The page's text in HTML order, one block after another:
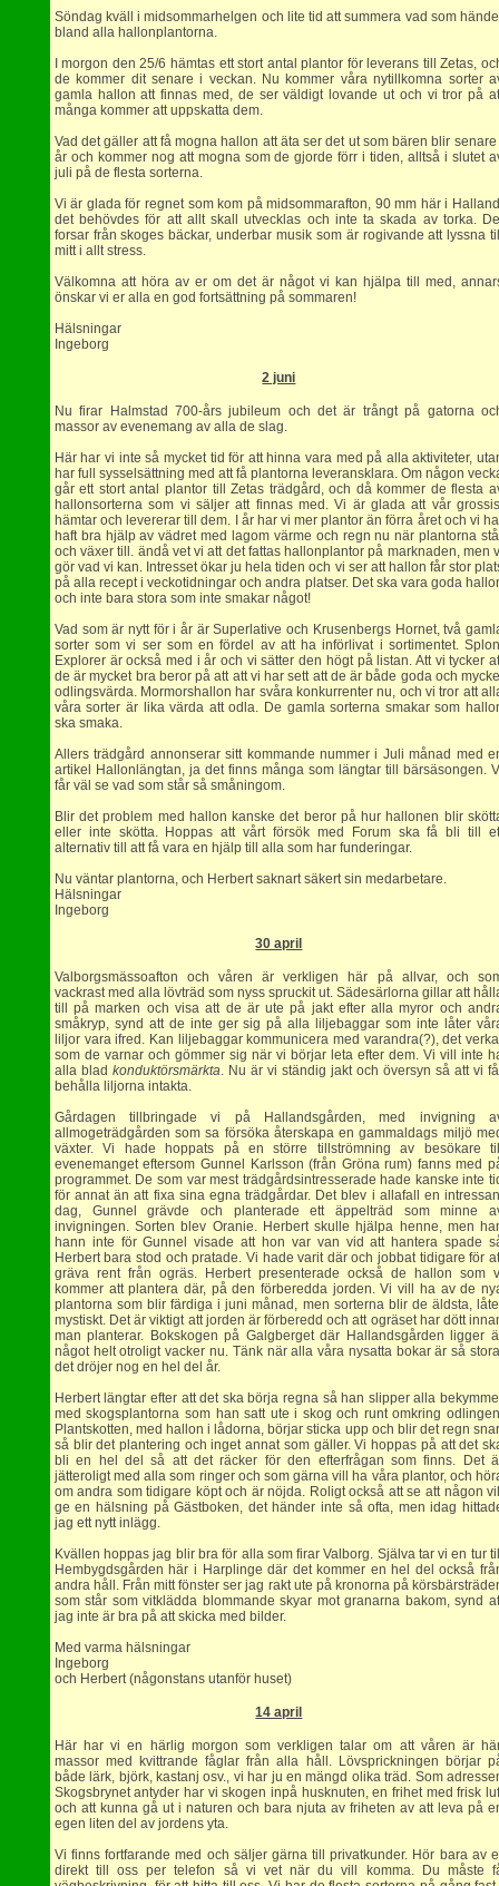
Söndag kväll i midsommarhelgen och lite tid att summera vad som
bland alla hallonplantorna.
I morgon den 25/6 hämtas ett stort antal plantor för leverans till Zetas,
de kommer dit senare i veckan. Nu kommer våra nytillkomna sorter
gamla hallon att finnas med, de ser väldigt lovande ut och vi tror på
många kommer att uppskatta dem.
Vad det gäller att få mogna hallon att äta ser det ut som bären blir senare
år och kommer nog att mogna som de gjorde förr i tiden, alltså i slutet
juli på de flesta sorterna.
Vi är glada för regnet som kom på midsommarafton, 90 mm här i
det behövdes för att allt skall utvecklas och inte ta skada av torka.
forsar från skoges bäckar, underbar musik som är rogivande att lyssna
mitt i allt stress.
Välkomna att höra av er om det är något vi kan hjälpa till med,
önskar vi er alla en god fortsättning på sommaren!
Hälsningar
Ingeborg
2 juni
Nu firar Halmstad 700-års jubileum och det är trångt på gatorna
massor av evenemang av alla de slag.
Här har vi inte så mycket tid för att hinna vara med på alla aktiviteter,
har full sysselsättning med att få plantorna leveransklara. Om någon
går ett stort antal plantor till Zetas trädgård, och då kommer de flesta
hallonsorterna som vi säljer att finnas med. Vi är glada att vår
hämtar och levererar till dem. I år har vi mer plantor än förra året och vi
haft bra hjälp av vädret med lagom värme och regn nu när plantorna
och växer till. ändå vet vi att det fattas hallonplantor på marknaden, men
gör vad vi kan. Intresset ökar ju hela tiden och vi ser att hallon får stor
på alla recept i veckotidningar och andra platser. Det ska vara goda
och inte bara stora som inte smakar något!
Vad som är nytt för i år är Superlative och Krusenbergs Hornet, två
sorter som vi ser som en fördel av att ha införlivat i sortimentet.
Explorer är också med i år och vi sätter den högt på listan. Att vi tycker
de är mycket bra beror på att att vi har sett att de är både goda och
odlingsvärda. Mormorshallon har svåra konkurrenter nu, och vi tror att
våra sorter är lika värda att odla. De gamla sorterna smakar som
ska smaka.
Allers trädgård annonserar sitt kommande nummer i Juli månad med
artikel Hallonlängtan, ja det finns många som längtar till bärsäsongen.
får väl se vad som står så småningom.
Blir det problem med hallon kanske det beror på hur hallonen blir
eller inte skötta. Hoppas att vårt försök med Forum ska få bli till
alternativ till att få vara en hjälp till alla som har funderingar.
Nu väntar plantorna, och Herbert saknart säkert sin medarbetare.
Hälsningar
Ingeborg
30 april
Valborgsmässoafton och våren är verkligen här på allvar, och
vackrast med alla lövträd som nyss spruckit ut. Sädesärlorna gillar att
till på marken och visa att de är ute på jakt efter alla myror och
småkryp, synd att de inte ger sig på alla liljebaggar som inte låter
liljor vara ifred. Kan liljebaggar kommunicera med varandra(?), det
som de varnar och gömmer sig när vi börjar leta efter dem. Vi vill inte
alla blad konduktörsmärkta. Nu är vi ständig jakt och översyn så att vi
behålla liljorna intakta.
Gårdagen tillbringade vi på Hallandsgården, med invigning
allmogeträdgården som sa försöka återskapa en gammaldags miljö
växter. Vi hade hoppats på en större tillströmning av besökare
evenemanget eftersom Gunnel Karlsson (från Gröna rum) fanns med
programmet. De som var mest trädgårdsintresserade hade kanske inte
för annat än att fixa sina egna trädgårdar. Det blev i allafall en
dag, Gunnel grävde och planterade ett äppelträd som minne
invigningen. Sorten blev Oranie. Herbert skulle hjälpa henne, men
hann inte för Gunnel visade att hon var van vid att hantera spade
Herbert bara stod och pratade. Vi hade varit där och jobbat tidigare för
gräva rent från ogräs. Herbert presenterade också de hallon som
kommer att plantera där, på den förberedda jorden. Vi vill ha av de
plantorna som blir färdiga i juni månad, men sorterna blir de äldsta,
mystiskt. Det är viktigt att jorden är förberedd och att ogräset har dött
man planterar. Bokskogen på Galgberget där Hallandsgården ligger
något helt otroligt vacker nu. Tänk när alla våra nysatta bokar är så
det dröjer nog en hel del år.
Herbert längtar efter att det ska börja regna så han slipper alla
med skogsplantorna som han satt ute i skog och runt omkring
Plantskotten, med hallon i lådorna, börjar sticka upp och blir det regn
så blir det plantering och inget annat som gäller. Vi hoppas på att det
bli en hel del så att det räcker för den efterfrågan som finns. Det
jätteroligt med alla som ringer och som gärna vill ha våra plantor, och
om andra som tidigare köpt och är nöjda. Roligt också att se att någon
ge en hälsning på Gästboken, det händer inte så ofta, men idag
jag ett nytt inlägg.
Kvällen hoppas jag blir bra för alla som firar Valborg. Själva tar vi en tur
Hembygdsgården här i Harplinge där det kommer en hel del också
andra håll. Från mitt fönster ser jag rakt ute på kronorna på
som står som vitklädda blommande skyar mot granarna bakom, synd
jag inte är bra på att skicka med bilder.
Med varma hälsningar
Ingeborg
och Herbert (någonstans utanför huset)
14 april
Här har vi en härlig morgon som verkligen talar om att våren är
massor med kvittrande fåglar från alla håll. Lövsprickningen börjar
både lärk, björk, kastanj osv., vi har ju en mängd olika träd. Som
Skogsbrynet antyder har vi skogen inpå husknuten, en frihet med frisk
och att kunna gå ut i naturen och bara njuta av friheten av att leva på
egen liten del av jordens yta.
Vi finns fortfarande med och säljer gärna till privatkunder. Hör bara av
direkt till oss per telefon så vi vet när du vill komma. Du måste